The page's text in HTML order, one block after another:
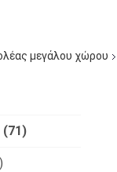
μεγάλου χώρου
(71)